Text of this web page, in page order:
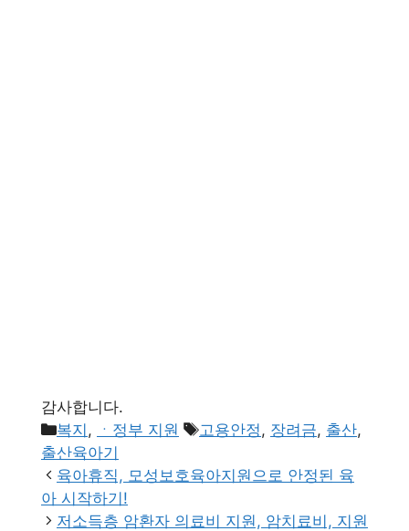
감사합니다.
카
테
고
리
복지, ㆍ정부 지원
태
고용안정, 장려금, 출산,
출산육아기
육아휴직, 모성보호육아지원으로 안정된 육
아 시작하기!
저소득층 암환자 의료비 지원, 암치료비, 지원